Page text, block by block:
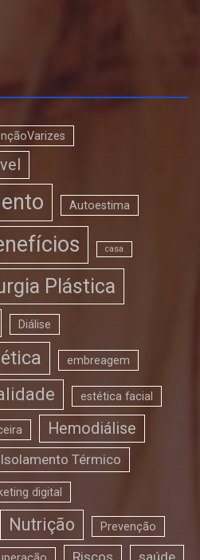
Autoestima
casa
Plástica
Diálise
embreagem
estética facial
Hemodiálise
Isolamento Térmico
digital
Nutrição Prevenção
Riscos saúde